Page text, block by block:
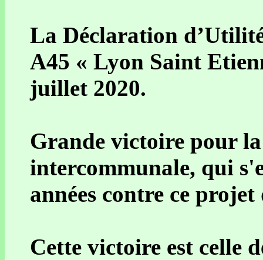
La Déclaration
A45 « Lyon Saint
juillet 2020.
Grande victoire pour
intercommunale, qui
années contre ce projet
Cette victoire est celle